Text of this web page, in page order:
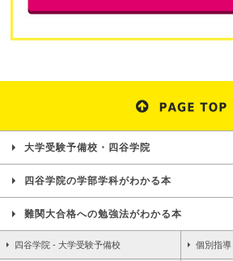
大学受験予備校・四谷学院
四谷学院の学部学科がわかる本
難関大合格への勉強法がわかる本
四谷学院 - 大学受験予備校 個別指導